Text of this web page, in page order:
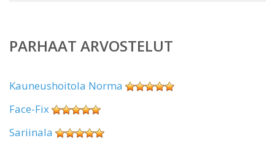
PARHAAT ARVOSTELUT
Kauneushoitola Norma
Face-Fix
Sariinala